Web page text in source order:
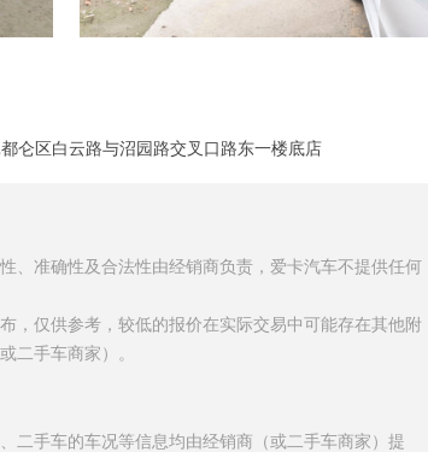
仑区白云路与沼园路交叉口路东一楼底店
、准确性及合法性由经销商负责，爱卡汽车不提供任何
，仅供参考，较低的报价在实际交易中可能存在其他附
二手车商家）。
二手车的车况等信息均由经销商（或二手车商家）提